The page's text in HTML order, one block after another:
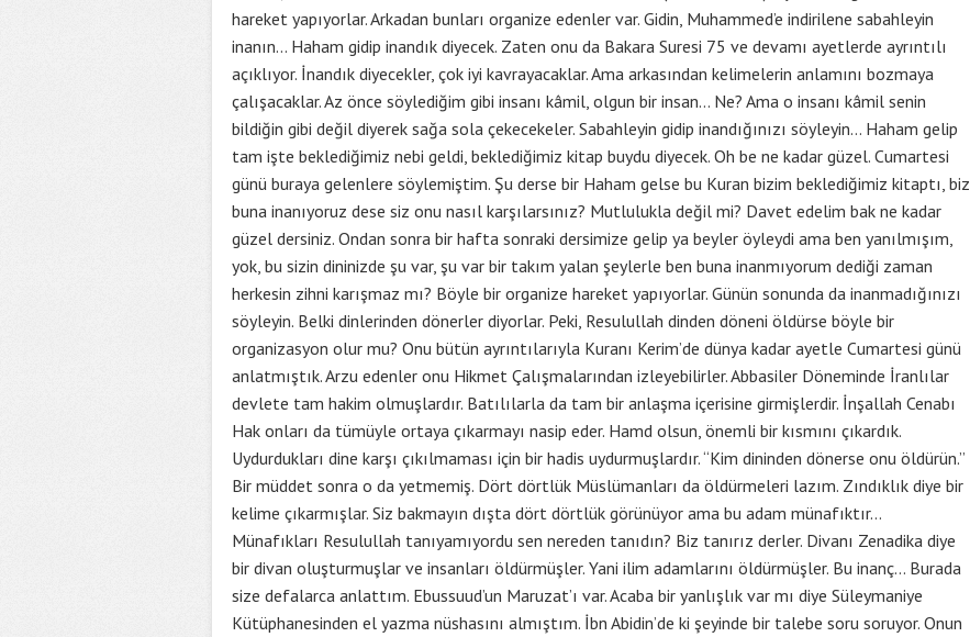
hareket yapıyorlar. Arkadan bunları organize edenler var. Gidin, Muhammed’e indirilene sabahleyin
inanın… Haham gidip inandık diyecek. Zaten onu da Bakara Suresi 75 ve devamı ayetlerde ayrıntılı
açıklıyor. İnandık diyecekler, çok iyi kavrayacaklar. Ama arkasından kelimelerin anlamını bozmaya
çalışacaklar. Az önce söylediğim gibi insanı kâmil, olgun bir insan… Ne? Ama o insanı kâmil senin
bildiğin gibi değil diyerek sağa sola çekecekeler. Sabahleyin gidip inandığınızı söyleyin… Haham gelip
tam işte beklediğimiz nebi geldi, beklediğimiz kitap buydu diyecek. Oh be ne kadar güzel. Cumartesi
günü buraya gelenlere söylemiştim. Şu derse bir Haham gelse bu Kuran bizim beklediğimiz kitaptı, biz
buna inanıyoruz dese siz onu nasıl karşılarsınız? Mutlulukla değil mi? Davet edelim bak ne kadar
güzel dersiniz. Ondan sonra bir hafta sonraki dersimize gelip ya beyler öyleydi ama ben yanılmışım,
yok, bu sizin dininizde şu var, şu var bir takım yalan şeylerle ben buna inanmıyorum dediği zaman
herkesin zihni karışmaz mı? Böyle bir organize hareket yapıyorlar. Günün sonunda da inanmadığınızı
söyleyin. Belki dinlerinden dönerler diyorlar. Peki, Resulullah dinden döneni öldürse böyle bir
organizasyon olur mu? Onu bütün ayrıntılarıyla Kuranı Kerim’de dünya kadar ayetle Cumartesi günü
anlatmıştık. Arzu edenler onu Hikmet Çalışmalarından izleyebilirler. Abbasiler Döneminde İranlılar
devlete tam hakim olmuşlardır. Batılılarla da tam bir anlaşma içerisine girmişlerdir. İnşallah Cenabı
Hak onları da tümüyle ortaya çıkarmayı nasip eder. Hamd olsun, önemli bir kısmını çıkardık.
Uydurdukları dine karşı çıkılmaması için bir hadis uydurmuşlardır. “Kim dininden dönerse onu öldürün.”
Bir müddet sonra o da yetmemiş. Dört dörtlük Müslümanları da öldürmeleri lazım. Zındıklık diye bir
kelime çıkarmışlar. Siz bakmayın dışta dört dörtlük görünüyor ama bu adam münafıktır…
Münafıkları Resulullah tanıyamıyordu sen nereden tanıdın? Biz tanırız derler. Divanı Zenadika diye
bir divan oluşturmuşlar ve insanları öldürmüşler. Yani ilim adamlarını öldürmüşler. Bu inanç… Burada
size defalarca anlattım. Ebussuud’un Maruzat’ı var. Acaba bir yanlışlık var mı diye Süleymaniye
Kütüphanesinden el yazma nüshasını almıştım. İbn Abidin’de ki şeyinde bir talebe soru soruyor. Onun